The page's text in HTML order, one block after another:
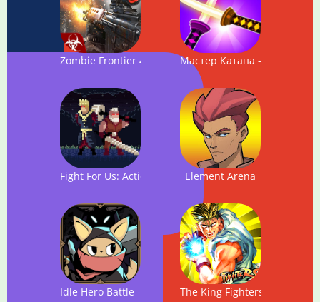
Zombie Frontier 4 Мастер Катана - Supreme
Fight For Us: Action PlatformerElement Arena
Idle Hero Battle - Dungeon MasterThe King Fighters of Kung Fu